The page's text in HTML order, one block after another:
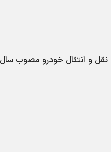
۱ درصدی مربوط به مالیات نقل و انتقال خودرو مصوب سال